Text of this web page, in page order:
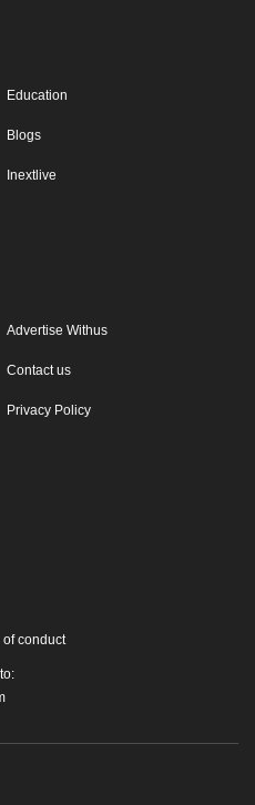
Education
Blogs
Inextlive
Advertise Withus
Contact us
Privacy Policy
of conduct